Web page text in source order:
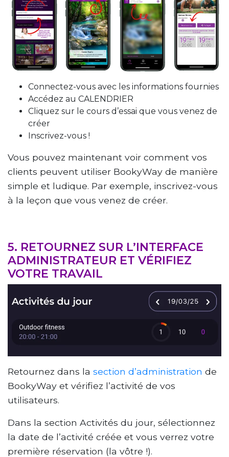
Connectez-vous avec les informations fournies
Accédez au CALENDRIER
Cliquez sur le cours d’essai que vous venez de
créer
Inscrivez-vous !
Vous pouvez maintenant voir comment vos
clients peuvent utiliser BookyWay de manière
simple et ludique. Par exemple, inscrivez-vous
à la leçon que vous venez de créer.
5. RETOURNEZ SUR L’INTERFACE
ADMINISTRATEUR ET VÉRIFIEZ
VOTRE TRAVAIL
Retournez dans la section d’administration de
BookyWay et vérifiez l’activité de vos
utilisateurs.
Dans la section Activités du jour, sélectionnez
la date de l’activité créée et vous verrez votre
première réservation (la vôtre !).